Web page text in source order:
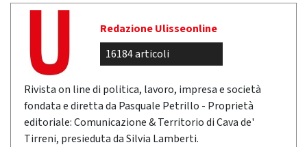
Redazione Ulisseonline
16184 articoli
Rivista on line di politica, lavoro, impresa e società
fondata e diretta da Pasquale Petrillo - Proprietà
editoriale: Comunicazione & Territorio di Cava de'
Tirreni, presieduta da Silvia Lamberti.